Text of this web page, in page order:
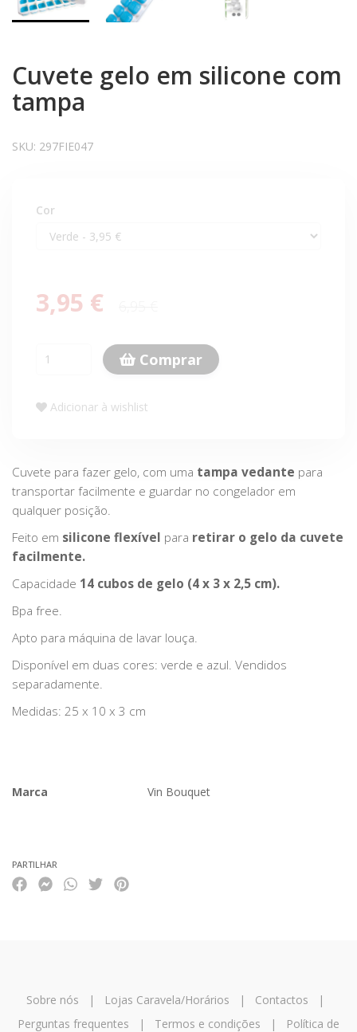
Cuvete gelo em silicone com
tampa
SKU: 297FIE047
Cor
3,95 €
Comprar
Adicionar à wishlist
Cuvete para fazer gelo, com uma tampa vedante para
transportar facilmente e guardar no congelador em
qualquer posição.
Feito em silicone flexível para retirar o gelo da cuvete
facilmente.
Capacidade 14 cubos de gelo (4 x 3 x 2,5 cm).
Bpa free.
Apto para máquina de lavar louça.
Disponível em duas cores: verde e azul. Vendidos
separadamente.
Medidas: 25 x 10 x 3 cm
Marca
Vin Bouquet
PARTILHAR
Sobre nós | Lojas Caravela/Horários | Contactos |
Perguntas frequentes | Termos e condições | Política de